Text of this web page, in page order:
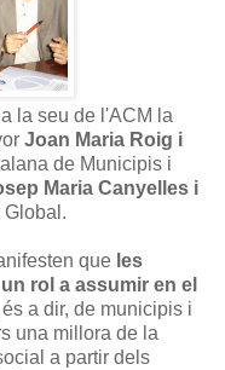
la seu de l'ACM la
Joan Maria Roig i
de Municipis i
Maria Canyelles i
Global.
que les
rol a assumir en el
és a dir, de municipis i
una millora de la
a partir dels